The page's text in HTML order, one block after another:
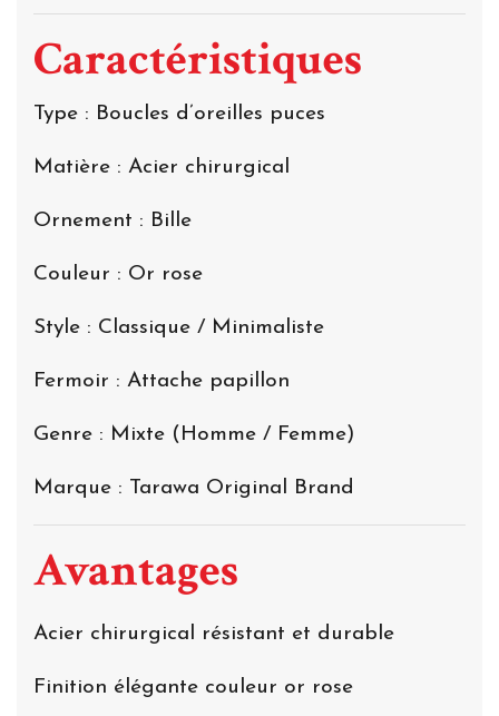
Caractéristiques
Type : Boucles d’oreilles puces
Matière : Acier chirurgical
Ornement : Bille
Couleur : Or rose
Style : Classique / Minimaliste
Fermoir : Attache papillon
Genre : Mixte (Homme / Femme)
Marque : Tarawa Original Brand
Avantages
Acier chirurgical résistant et durable
Finition élégante couleur or rose